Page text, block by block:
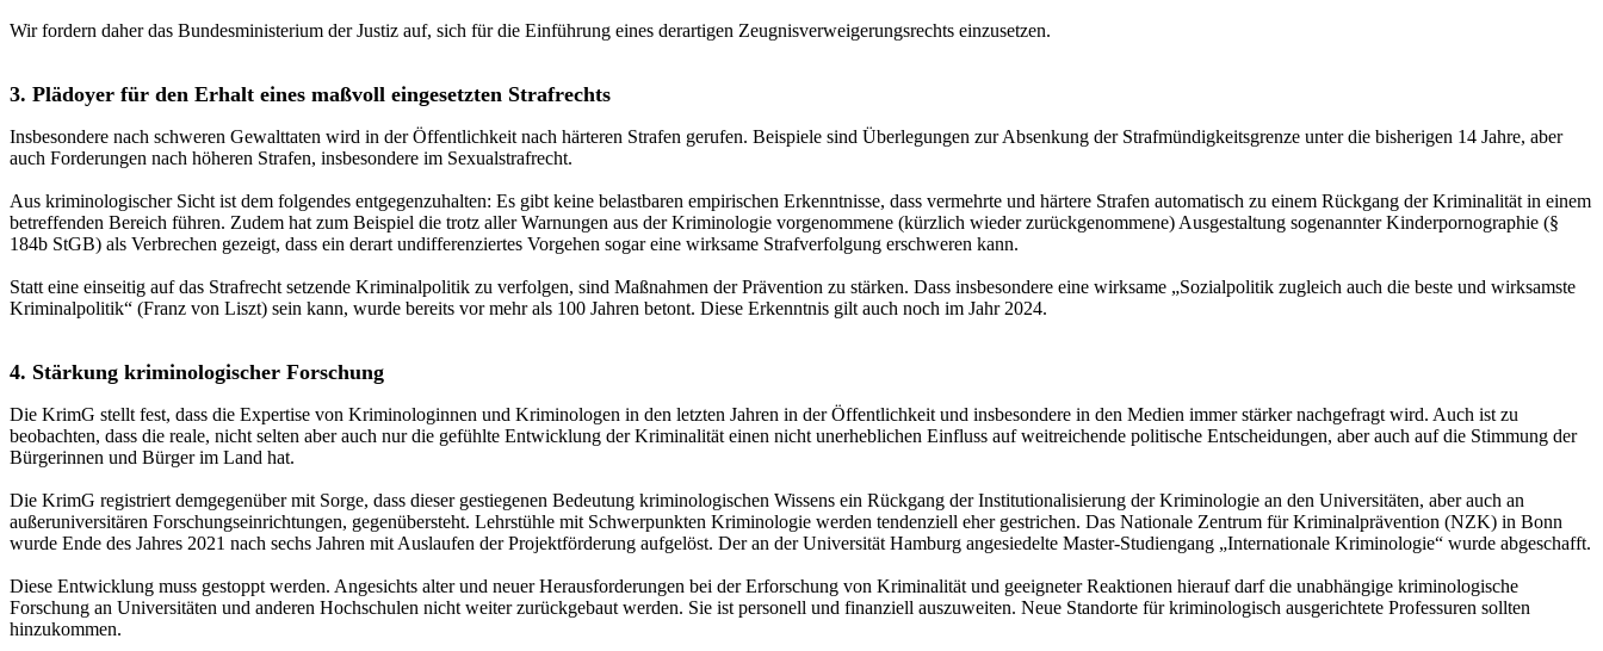
Wir fordern daher das Bundesministerium der Justiz auf, sich für die Einführung eines derartigen Zeugnisverweigerungsrechts einzusetzen.
3. Plädoyer für den Erhalt eines maßvoll eingesetzten Strafrechts
Insbesondere nach schweren Gewalttaten wird in der Öffentlichkeit nach härteren Strafen gerufen. Beispiele sind Überlegungen zur Absenkung der Strafmündigkeitsgrenze unter die bisherigen 14 Jahre, aber
auch Forderungen nach höheren Strafen, insbesondere im Sexualstrafrecht.
Aus kriminologischer Sicht ist dem folgendes entgegenzuhalten: Es gibt keine belastbaren empirischen Erkenntnisse, dass vermehrte und härtere Strafen automatisch zu einem Rückgang der Kriminalität in einem
betreffenden Bereich führen. Zudem hat zum Beispiel die trotz aller Warnungen aus der Kriminologie vorgenommene (kürzlich wieder zurückgenommene) Ausgestaltung sogenannter Kinderpornographie (§
184b StGB) als Verbrechen gezeigt, dass ein derart undifferenziertes Vorgehen sogar eine wirksame Strafverfolgung erschweren kann.
Statt eine einseitig auf das Strafrecht setzende Kriminalpolitik zu verfolgen, sind Maßnahmen der Prävention zu stärken. Dass insbesondere eine wirksame „Sozialpolitik zugleich auch die beste und wirksamste
Kriminalpolitik“ (Franz von Liszt) sein kann, wurde bereits vor mehr als 100 Jahren betont. Diese Erkenntnis gilt auch noch im Jahr 2024.
4. Stärkung kriminologischer Forschung
Die KrimG stellt fest, dass die Expertise von Kriminologinnen und Kriminologen in den letzten Jahren in der Öffentlichkeit und insbesondere in den Medien immer stärker nachgefragt wird. Auch ist zu
beobachten, dass die reale, nicht selten aber auch nur die gefühlte Entwicklung der Kriminalität einen nicht unerheblichen Einfluss auf weitreichende politische Entscheidungen, aber auch auf die Stimmung der
Bürgerinnen und Bürger im Land hat.
Die KrimG registriert demgegenüber mit Sorge, dass dieser gestiegenen Bedeutung kriminologischen Wissens ein Rückgang der Institutionalisierung der Kriminologie an den Universitäten, aber auch an
außeruniversitären Forschungseinrichtungen, gegenübersteht. Lehrstühle mit Schwerpunkten Kriminologie werden tendenziell eher gestrichen. Das Nationale Zentrum für Kriminalprävention (NZK) in Bonn
wurde Ende des Jahres 2021 nach sechs Jahren mit Auslaufen der Projektförderung aufgelöst. Der an der Universität Hamburg angesiedelte Master-Studiengang „Internationale Kriminologie“ wurde abgeschafft.
Diese Entwicklung muss gestoppt werden. Angesichts alter und neuer Herausforderungen bei der Erforschung von Kriminalität und geeigneter Reaktionen hierauf darf die unabhängige kriminologische
Forschung an Universitäten und anderen Hochschulen nicht weiter zurückgebaut werden. Sie ist personell und finanziell auszuweiten. Neue Standorte für kriminologisch ausgerichtete Professuren sollten
hinzukommen.